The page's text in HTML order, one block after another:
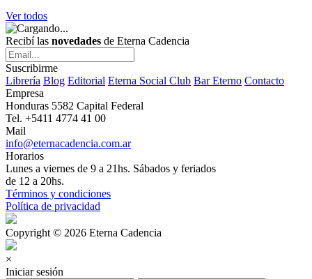
Ver todos
Recibí las novedades de Eterna Cadencia
Suscribirme
Librería Blog Editorial Eterna Social Club Bar Eterno Contacto
Empresa
Honduras 5582 Capital Federal
Tel. +5411 4774 41 00
Mail
info@eternacadencia.com.ar
Horarios
Lunes a viernes de 9 a 21hs. Sábados y feriados
de 12 a 20hs.
Términos y condiciones
Política de privacidad
Copyright © 2026 Eterna Cadencia
×
Iniciar sesión